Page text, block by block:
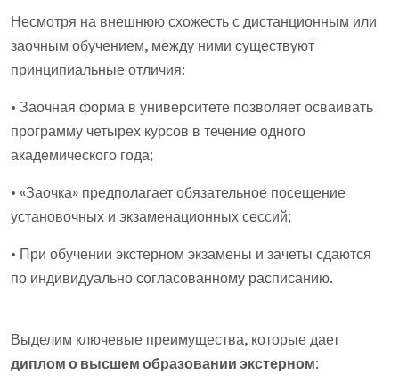
Несмотря на внешнюю схожесть с дистанционным или
заочным обучением, между ними существуют
принципиальные отличия:
• Заочная форма в университете позволяет осваивать
программу четырех курсов в течение одного
академического года;
• «Заочка» предполагает обязательное посещение
установочных и экзаменационных сессий;
• При обучении экстерном экзамены и зачеты сдаются
по индивидуально согласованному расписанию.
Выделим ключевые преимущества, которые дает
диплом о высшем образовании экстерном: